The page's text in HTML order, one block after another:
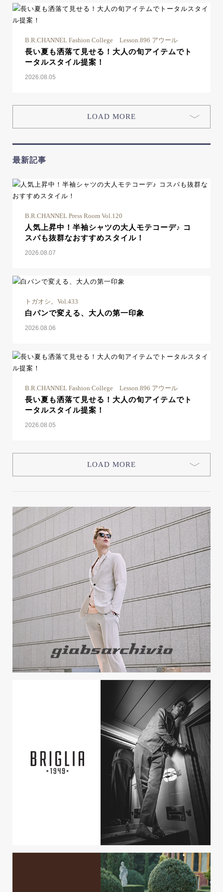
B.R.CHANNEL Fashion College Lesson.896 アウール
長い夏も洒落て見せる！大人の旬アイテムでト
ータルスタイル提案！
2026.08.05
LOAD MORE
最新記事
B.R.CHANNEL Press Room Vol.120
人気上昇中！半袖シャツの大人モテコーデ♪ コ
スパも抜群なおすすめスタイル！
2026.08.07
トガオシ。Vol.433
白パンで変える、大人の第一印象
2026.08.06
B.R.CHANNEL Fashion College Lesson.896 アウール
長い夏も洒落て見せる！大人の旬アイテムでト
ータルスタイル提案！
2026.08.05
LOAD MORE